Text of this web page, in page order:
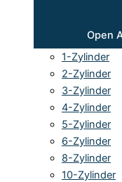
Open
1-Zylinder
2-Zylinder
3-Zylinder
4-Zylinder
5-Zylinder
6-Zylinder
8-Zylinder
10-Zylinder